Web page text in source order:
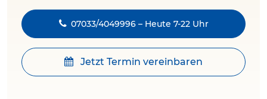
07033/4049996 – Heute 7-22 Uhr
Jetzt Termin vereinbaren